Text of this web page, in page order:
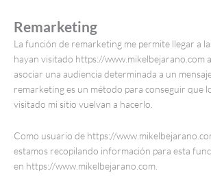
Remarketing
La función de remarketing me permite llegar a
hayan visitado https://www.mikelbejarano.com
asociar una audiencia determinada a un
remarketing es un método para conseguir que
visitado mi sitio vuelvan a hacerlo.
Como usuario de https://
estamos recopilando información para esta
en https://www.mikelbejarano.com.